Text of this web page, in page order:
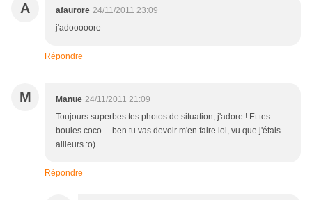
A afaurore 24/11/2011 23:09
j'adooooore
Répondre
M Manue 24/11/2011 21:09
Toujours superbes tes photos de situation, j'adore ! Et tes
boules coco ... ben tu vas devoir m'en faire lol, vu que j'étais
ailleurs :o)
Répondre